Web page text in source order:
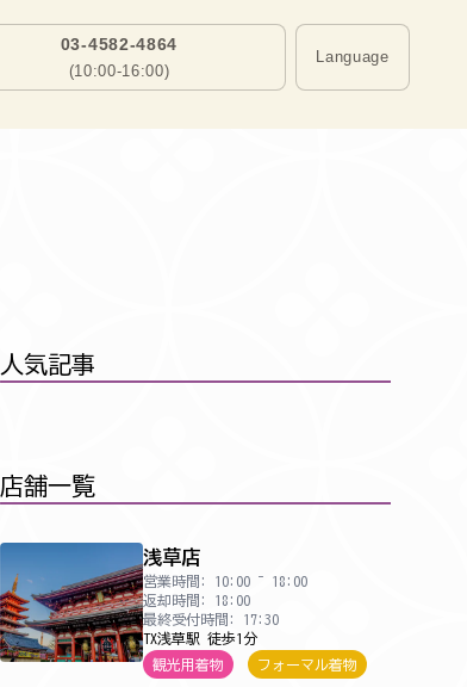
03-4582-4864
(10:00-16:00)
Language
人気記事
店舗一覧
浅草店
営業時間: 10:00 ~ 18:00
返却時間: 18:00
最終受付時間: 17:30
TX浅草駅 徒歩1分
観光用着物
フォーマル着物